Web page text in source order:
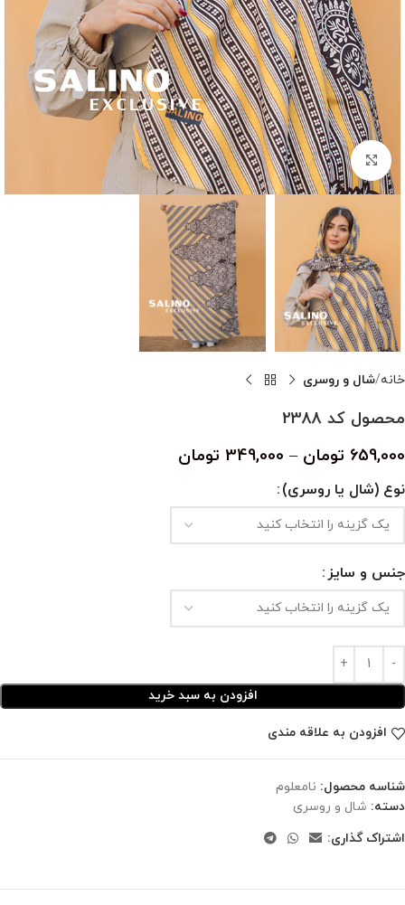
بزرگنمایی تصویر
خانه شال و روسری
محصول کد 2388
659,000 تومان –
349,000 تومان
نوع (شال یا روسری)
جنس و سایز
افزودن به سبد خرید
افزودن به علاقه مندی
شناسه محصول: نامعلوم
دسته: شال و روسری
اشتراک گذاری: